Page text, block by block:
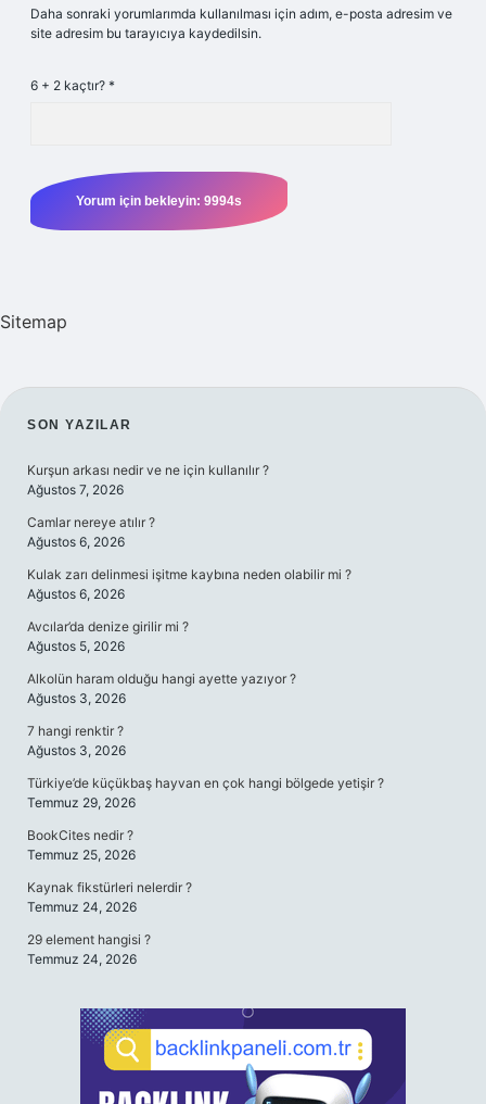
Daha sonraki yorumlarımda kullanılması için adım, e-posta adresim ve
site adresim bu tarayıcıya kaydedilsin.
6 + 2 kaçtır? *
Sitemap
SIDEBAR
SON YAZILAR
Kurşun arkası nedir ve ne için kullanılır ?
Ağustos 7, 2026
Camlar nereye atılır ?
Ağustos 6, 2026
Kulak zarı delinmesi işitme kaybına neden olabilir mi ?
Ağustos 6, 2026
Avcılar’da denize girilir mi ?
Ağustos 5, 2026
Alkolün haram olduğu hangi ayette yazıyor ?
Ağustos 3, 2026
7 hangi renktir ?
Ağustos 3, 2026
Türkiye’de küçükbaş hayvan en çok hangi bölgede yetişir ?
Temmuz 29, 2026
BookCites nedir ?
Temmuz 25, 2026
Kaynak fikstürleri nelerdir ?
Temmuz 24, 2026
29 element hangisi ?
Temmuz 24, 2026